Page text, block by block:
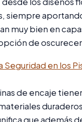
siempre
muy bien en
de
Seguridad en los
de encaje
que además